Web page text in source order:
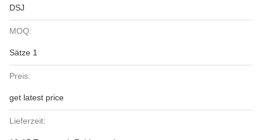
DSJ
MOQ:
Sätze 1
Preis:
get latest price
Lieferzeit: